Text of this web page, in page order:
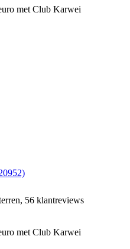
met Club Karwei
56 klantreviews
met Club Karwei